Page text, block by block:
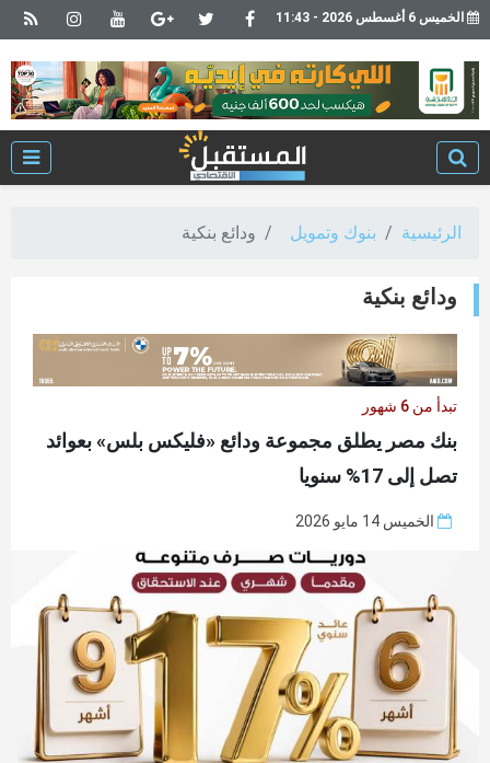
الخميس 6 أغسطس 2026 - 11:43
الرئيسية بنوك وتمويل ودائع بنكية
ودائع بنكية
تبدأ من 6 شهور
بنك مصر يطلق مجموعة ودائع «فليكس بلس» بعوائد
تصل إلى 17% سنويا
الخميس 14 مايو 2026